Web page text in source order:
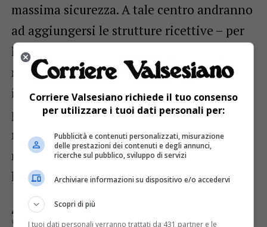
massima sicurezza. A tale centro andranno
ad aggiungersi le strutture ricettive – per
le quali l’Asl ha pubblicato una
manifestazione di interesse con scadenza
il 10 settembre – finalizzate ad accogliere
pazienti covid asintomatici o che non
necessitano di particolare assistenza
medica ma per i quali non è possibile
l’isolamento domiciliare.
ARGOMENTI CORRELATI:
HUB VACCINI
SERRAVALLE
Corriere Valsesiano richiede il tuo consenso
per utilizzare i tuoi dati personali per:
Pubblicità e contenuti personalizzati, misurazione
delle prestazioni dei contenuti e degli annunci,
ricerche sul pubblico, sviluppo di servizi
Archiviare informazioni su dispositivo e/o accedervi
Scopri di più
I tuoi dati personali verranno trattati da 431 partner e le